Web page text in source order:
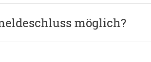
möglich?